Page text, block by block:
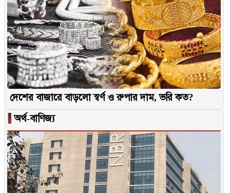
দেশের বাজারে বাড়লো স্বর্ণ ও রুপার দাম, ভরি কত?
▐অর্থ-বাণিজ্য